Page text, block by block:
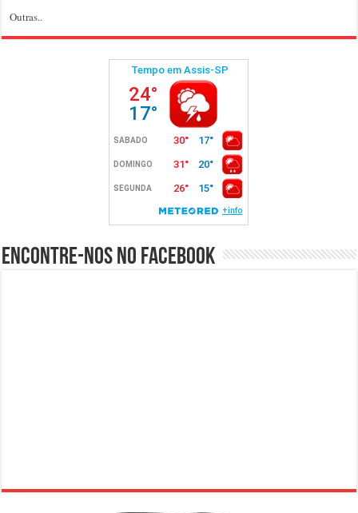
Outras..
Encontre-nos no Facebook